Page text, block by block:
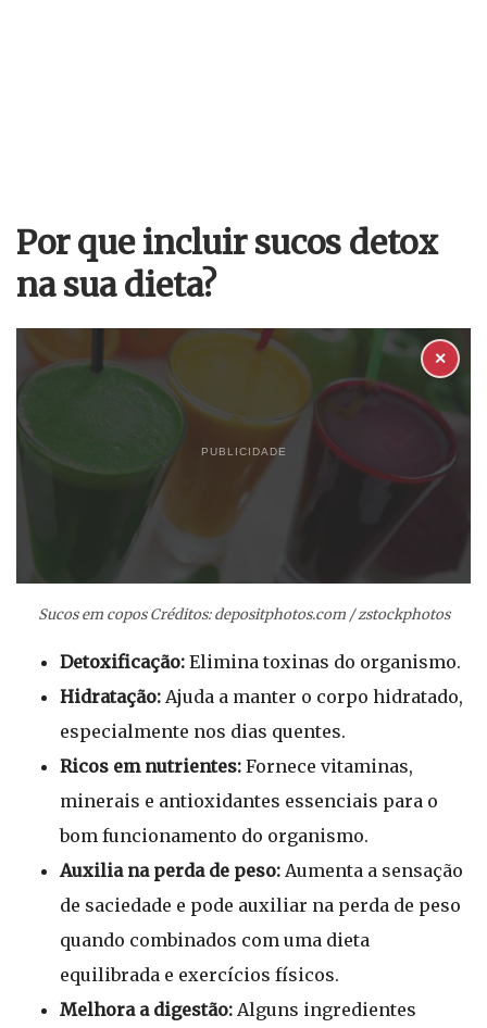
Por que incluir sucos detox
na sua dieta?
PUBLICIDADE
✕
Sucos em copos Créditos: depositphotos.com / zstockphotos
Detoxificação: Elimina toxinas do organismo.
Hidratação: Ajuda a manter o corpo hidratado,
especialmente nos dias quentes.
Ricos em nutrientes: Fornece vitaminas,
minerais e antioxidantes essenciais para o
bom funcionamento do organismo.
Auxilia na perda de peso: Aumenta a sensação
de saciedade e pode auxiliar na perda de peso
quando combinados com uma dieta
equilibrada e exercícios físicos.
Melhora a digestão: Alguns ingredientes